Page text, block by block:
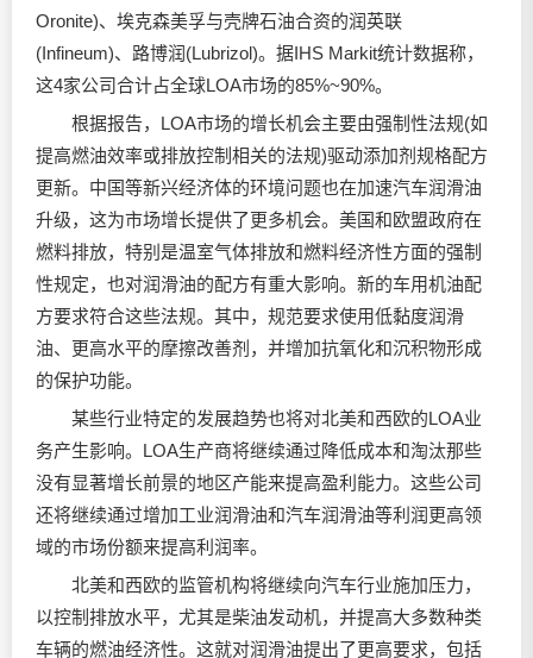
Oronite)、埃克森美孚与壳牌石油合资的润英联
(Infineum)、路博润(Lubrizol)。据IHS Markit统计数据称，
这4家公司合计占全球LOA市场的85%~90%。
根据报告，LOA市场的增长机会主要由强制性法规(如
提高燃油效率或排放控制相关的法规)驱动添加剂规格配方
更新。中国等新兴经济体的环境问题也在加速汽车润滑油
升级，这为市场增长提供了更多机会。美国和欧盟政府在
燃料排放，特别是温室气体排放和燃料经济性方面的强制
性规定，也对润滑油的配方有重大影响。新的车用机油配
方要求符合这些法规。其中，规范要求使用低黏度润滑
油、更高水平的摩擦改善剂，并增加抗氧化和沉积物形成
的保护功能。
某些行业特定的发展趋势也将对北美和西欧的LOA业
务产生影响。LOA生产商将继续通过降低成本和淘汰那些
没有显著增长前景的地区产能来提高盈利能力。这些公司
还将继续通过增加工业润滑油和汽车润滑油等利润更高领
域的市场份额来提高利润率。
北美和西欧的监管机构将继续向汽车行业施加压力，
以控制排放水平，尤其是柴油发动机，并提高大多数种类
车辆的燃油经济性。这就对润滑油提出了更高要求，包括